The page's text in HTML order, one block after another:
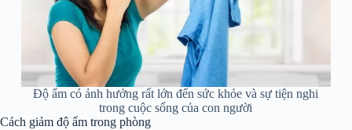
Độ ẩm có ảnh hưởng rất lớn đến sức khỏe và sự tiện nghi
trong cuộc sống của con người
Cách giảm độ ẩm trong phòng